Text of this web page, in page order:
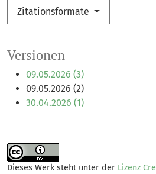
Versionen
09.05.2026 (3)
09.05.2026 (2)
30.04.2026 (1)
Zitationsformate
Dieses Werk steht unter der Lizenz